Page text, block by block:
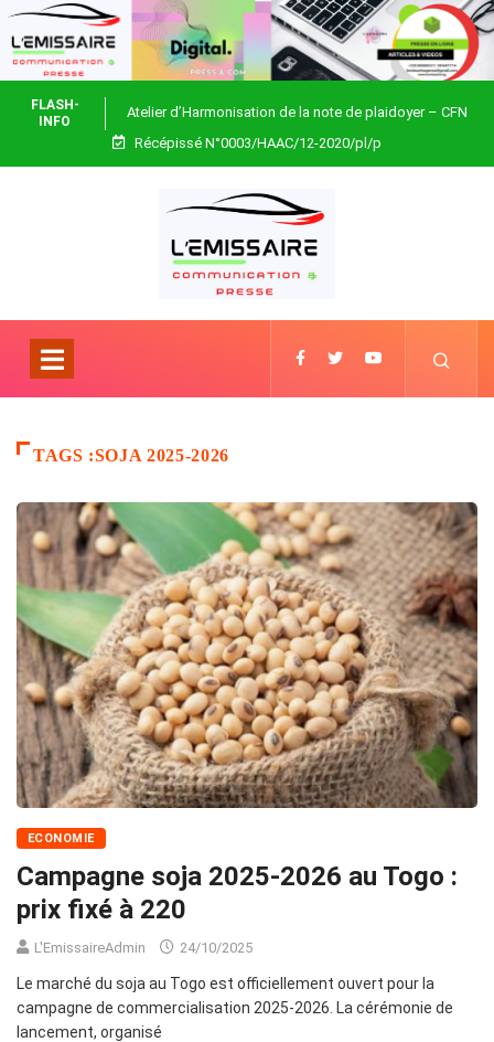
FLASH-
INFO
Atelier d’Harmonisation de la note de plaidoyer – CFN
Togo
Récépissé N°0003/HAAC/12-2020/pl/p
TAGS :SOJA 2025-2026
ECONOMIE
Campagne soja 2025-2026 au Togo :
prix fixé à 220
L'EmissaireAdmin 24/10/2025
Le marché du soja au Togo est officiellement ouvert pour la
campagne de commercialisation 2025-2026. La cérémonie de
lancement, organisé